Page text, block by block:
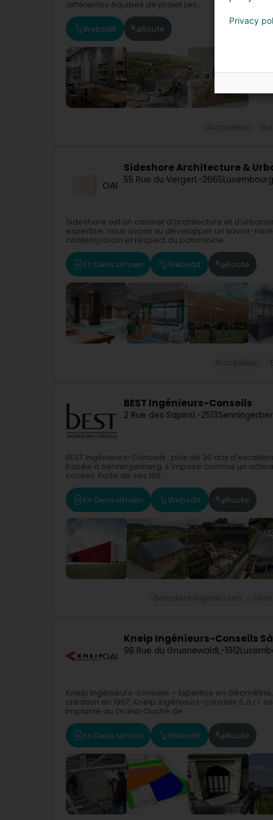
différentes équipes de projet.Les...
Websäit Route
OAI
Sideshore Architecture &
55 Rue du VergerL-2665
Sideshore est un cabinet d’architecture et
expertise, nous avons su développer un savoir-
contemporain et respect du patrimoine...
En Devis ufroen Websäit Route
BEST Ingénieurs-Conseils
2 Rue des SapinsL-2513
BEST Ingénieurs-Conseils : plus de 30 ans
basée à Senningerberg, s'impose comme un
conseil. Forte de ses 190...
En Devis ufroen Websäit Route
OAI
Kneip Ingénieurs-Conseils
98 Rue du GruenewaldL-1912
Kneip Ingénieurs-conseils – Expertise en
création en 1967, Kneip Ingénieurs-conseils S.à r.l.
implanté au Grand-Duché de...
En Devis ufroen Websäit Route
Privacy